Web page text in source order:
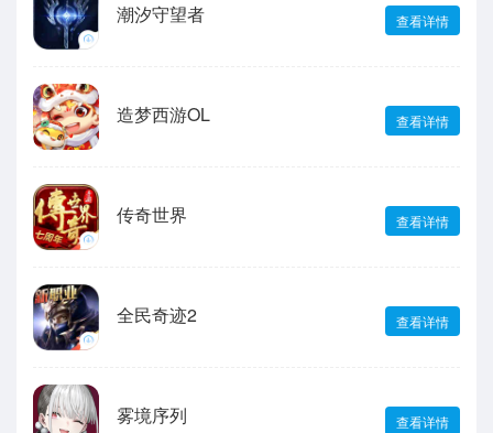
潮汐守望者 查看详情
造梦西游OL 查看详情
传奇世界 查看详情
全民奇迹2 查看详情
雾境序列 查看详情